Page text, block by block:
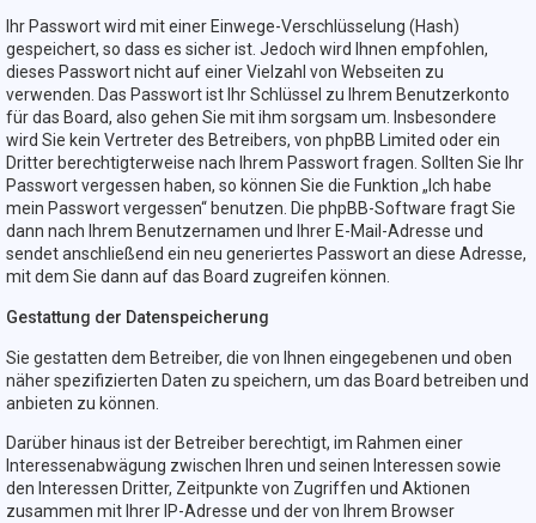
Ihr Passwort wird mit einer Einwege-Verschlüsselung (Hash)
gespeichert, so dass es sicher ist. Jedoch wird Ihnen empfohlen,
dieses Passwort nicht auf einer Vielzahl von Webseiten zu
verwenden. Das Passwort ist Ihr Schlüssel zu Ihrem Benutzerkonto
für das Board, also gehen Sie mit ihm sorgsam um. Insbesondere
wird Sie kein Vertreter des Betreibers, von phpBB Limited oder ein
Dritter berechtigterweise nach Ihrem Passwort fragen. Sollten Sie Ihr
Passwort vergessen haben, so können Sie die Funktion „Ich habe
mein Passwort vergessen“ benutzen. Die phpBB-Software fragt Sie
dann nach Ihrem Benutzernamen und Ihrer E-Mail-Adresse und
sendet anschließend ein neu generiertes Passwort an diese Adresse,
mit dem Sie dann auf das Board zugreifen können.
Gestattung der Datenspeicherung
Sie gestatten dem Betreiber, die von Ihnen eingegebenen und oben
näher spezifizierten Daten zu speichern, um das Board betreiben und
anbieten zu können.
Darüber hinaus ist der Betreiber berechtigt, im Rahmen einer
Interessenabwägung zwischen Ihren und seinen Interessen sowie
den Interessen Dritter, Zeitpunkte von Zugriffen und Aktionen
zusammen mit Ihrer IP-Adresse und der von Ihrem Browser